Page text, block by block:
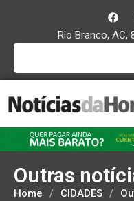
Rio Branco, AC,
Outras
Home / CIDADES /